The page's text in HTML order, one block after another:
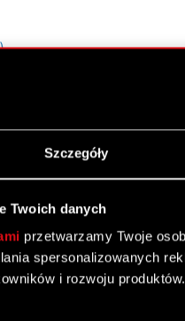
Szczegóły
Twoich danych
przetwarzamy Twoje
spersonalizowanych
i rozwoju